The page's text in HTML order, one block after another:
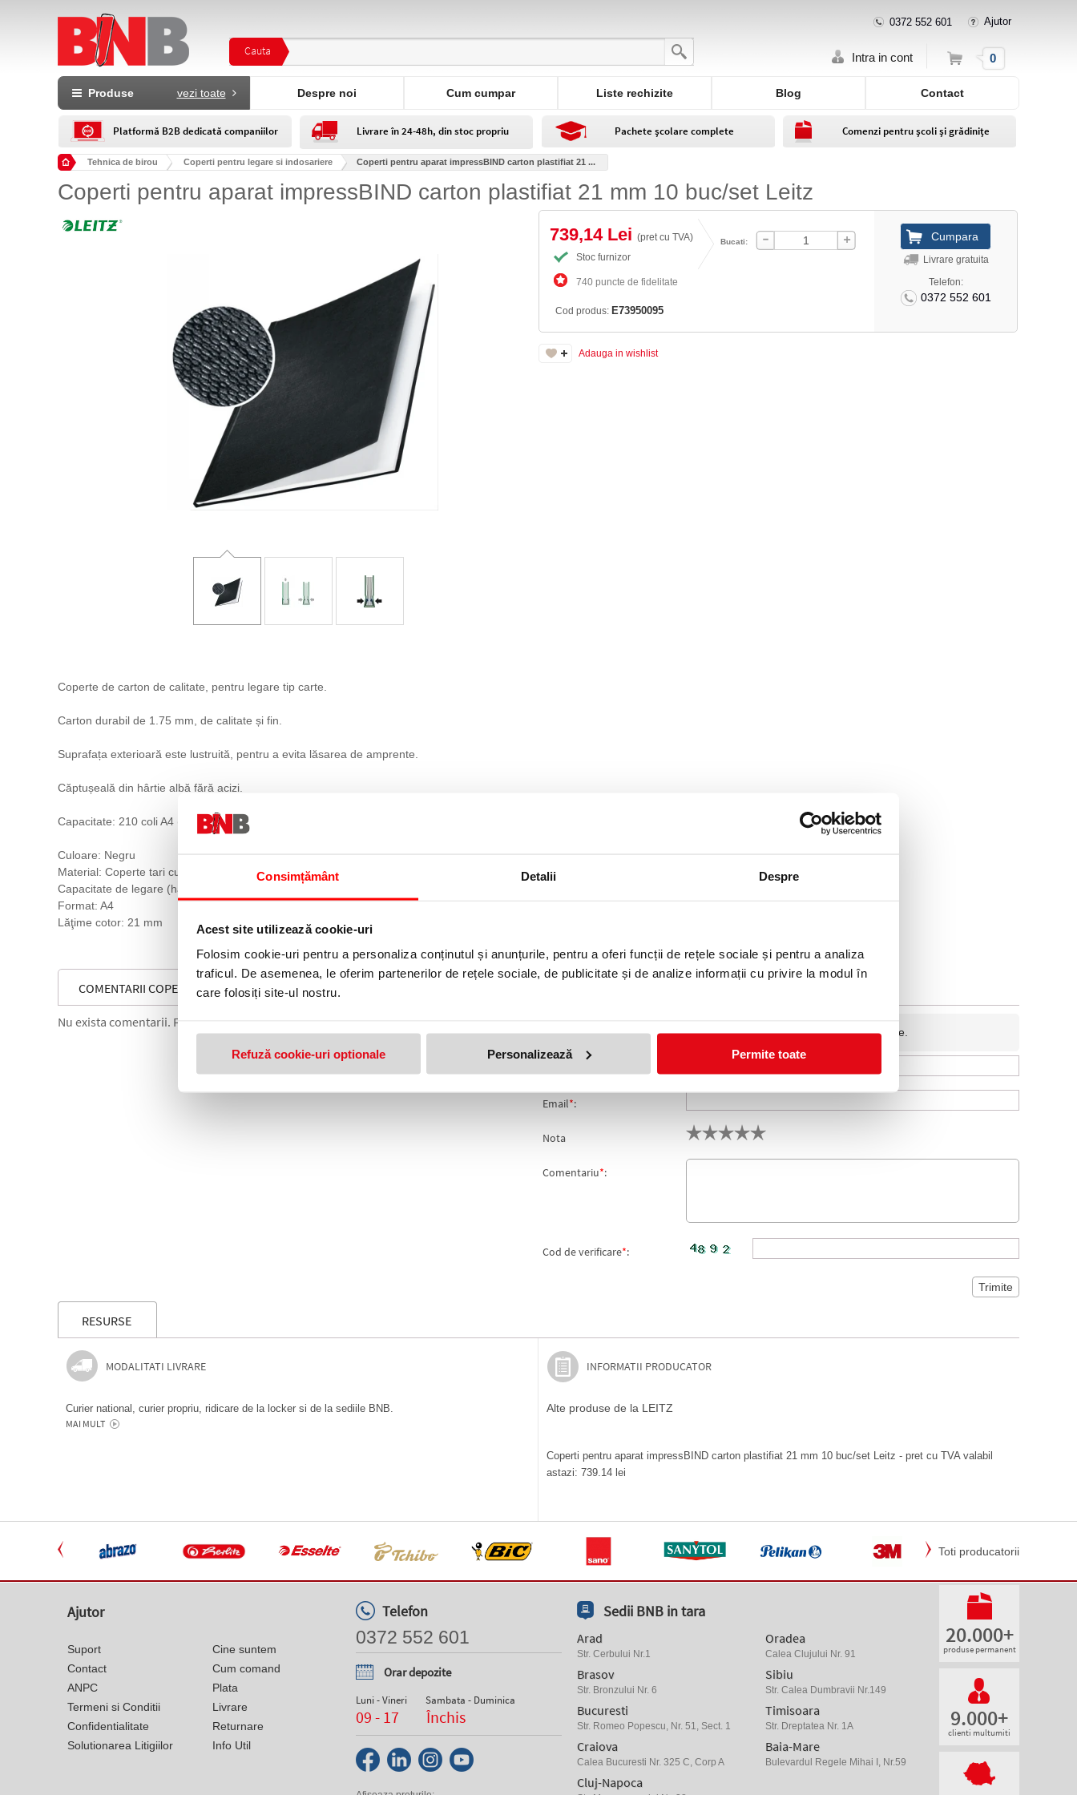
Consimțământ Detalii Despre
Acest site utilizează cookie-uri
Folosim cookie-uri pentru a personaliza conținutul și anunțurile, pentru a oferi funcții de rețele sociale și pentru a analiza
traficul. De asemenea, le oferim partenerilor de rețele sociale, de publicitate și de analize informații cu privire la modul în
care folosiți site-ul nostru.
Refuză cookie-uri optionale Personalizează Permite toate
Cauta
0372 552 601 Ajutor
Intra in cont Cos 0
Produse vezi toate Despre noi Cum cumpar Liste rechizite Blog Contact
Platformă B2B dedicată companiilor Livrare în 24-48h, din stoc propriu Pachete școlare complete Comenzi pentru școli și grădinițe
Tehnica de birou Coperti pentru legare si indosariere Coperti pentru aparat impressBIND carton plastifiat 21 ...
Coperti pentru aparat impressBIND carton plastifiat 21 mm 10 buc/set Leitz
739,14 Lei (pret cu TVA)
Stoc furnizor
740 puncte de fidelitate
Bucati:
Cod produs: E73950095
Livrare gratuita
Telefon:
0372 552 601
Adauga in wishlist
Coperte de carton de calitate, pentru legare tip carte.
Carton durabil de 1.75 mm, de calitate și fin.
Suprafața exterioară este lustruită, pentru a evita lăsarea de amprente.
Căptușeală din hârtie albă fără acizi.
Capacitate: 210 coli A4 (80 gsm).
Culoare: Negru
Material: Coperte tari cu suprafață mată.
Capacitate de legare (hârtie de 80 g/m²): 176 - 210 coli
Format: A4
Lăţime cotor: 21 mm
COMENTARII COPERTI PENTRU APARAT IMPRESSBIND CARTON PLASTIFIAT 21 MM 10 BUC/SET LEITZ
Nu exista comentarii. Fii primul care comenteaza acest produs!
Adresa de e-mail ramane confidentiala si nu va fi afisata pe site.
Email*:
Nota
Comentariu*:
Cod de verificare*:
RESURSE
MODALITATI LIVRARE
Curier national, curier propriu, ridicare de la locker si de la sediile BNB.
MAI MULT
INFORMATII PRODUCATOR
Alte produse de la LEITZ
Coperti pentru aparat impressBIND carton plastifiat 21 mm 10 buc/set Leitz - pret cu TVA valabil
astazi: 739.14 lei
Toti producatorii
Ajutor
Suport
Contact
ANPC
Termeni si Conditii
Confidentialitate
Solutionarea Litigiilor
Cine suntem
Cum comand
Plata
Livrare
Returnare
Info Util
Telefon
0372 552 601
Orar depozite
Luni - Vineri
09 - 17
Sambata - Duminica
Închis
Sedii BNB in tara
Arad
Str. Cerbului Nr.1
Brasov
Str. Bronzului Nr. 6
Bucuresti
Str. Romeo Popescu, Nr. 51, Sect. 1
Craiova
Calea Bucuresti Nr. 325 C, Corp A
Cluj-Napoca
Oradea
Calea Clujului Nr. 91
Sibiu
Str. Calea Dumbravii Nr.149
Timisoara
Str. Dreptatea Nr. 1A
Baia-Mare
Bulevardul Regele Mihai I, Nr.59
20.000+
produse permanent
9.000+
clienti multumiti